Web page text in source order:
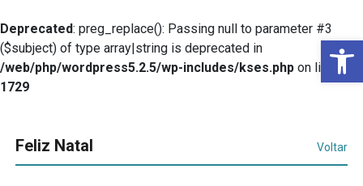
Deprecated: preg_replace(): Passing null to parameter #3
($subject) of type array|string is deprecated in
/web/php/wordpress5.2.5/wp-includes/kses.php on line
1729
Feliz Natal Voltar